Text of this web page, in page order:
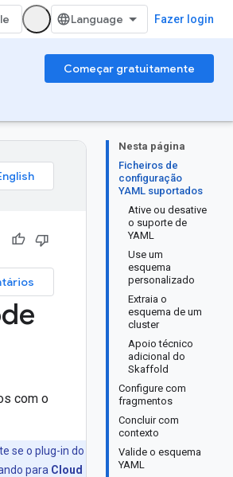
Fazer login
Começar gratuitamente
Nesta página
Ficheiros de
configuração
YAML suportados
Ative ou desative
o suporte de
YAML
Use um
esquema
personalizado
Extraia o
esquema de um
cluster
Apoio técnico
adicional do
Skaffold
Configure com
fragmentos
Concluir com
contexto
Valide o esquema
YAML
com o
se o plug-in do
para Cloud